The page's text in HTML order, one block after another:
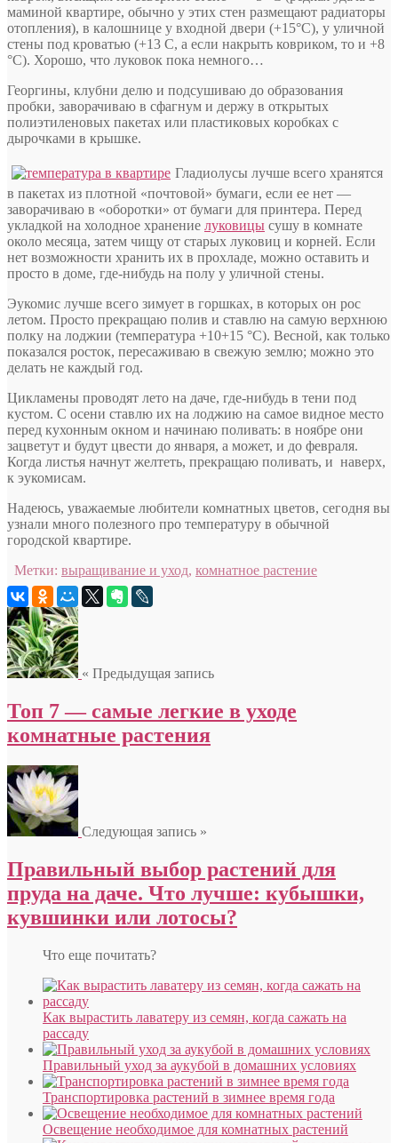
маминой квартире, обычно у этих стен размещают радиаторы
отопления), в калошнице у входной двери (+15°С), у уличной
стены под кроватью (+13 С, а если накрыть ковриком, то и +8
°С). Хорошо, что луковок пока немного…
Георгины, клубни делю и подсушиваю до образования
пробки, заворачиваю в сфагнум и держу в открытых
полиэтиленовых пакетах или пластиковых коробках с
дырочками в крышке.
Гладиолусы лучше всего хранятся
в пакетах из плотной «почтовой» бумаги, если ее нет —
заворачиваю в «оборотки» от бумаги для принтера. Перед
укладкой на холодное хранение луковицы сушу в комнате
около месяца, затем чищу от старых луковиц и корней. Если
нет возможности хранить их в прохладе, можно оставить и
просто в доме, где-нибудь на полу у уличной стены.
Эукомис лучше всего зимует в горшках, в которых он рос
летом. Просто прекращаю полив и ставлю на самую верхнюю
полку на лоджии (температура +10+15 °С). Весной, как только
показался росток, пересаживаю в свежую землю; можно это
делать не каждый год.
Цикламены проводят лето на даче, где-нибудь в тени под
кустом. С осени ставлю их на лоджию на самое видное место
перед кухонным окном и начинаю поливать: в ноябре они
зацветут и будут цвести до января, а может, и до февраля.
Когда листья начнут желтеть, прекращаю поливать, и наверх,
к эукомисам.
Надеюсь, уважаемые любители комнатных цветов, сегодня вы
узнали много полезного про температуру в обычной
городской квартире.
Метки: выращивание и уход, комнатное растение
« Предыдущая запись
Топ 7 — самые легкие в уходе
комнатные растения
Следующая запись »
Правильный выбор растений для
пруда на даче. Что лучше: кубышки,
кувшинки или лотосы?
Что еще почитать?
Как вырастить лаватеру из семян, когда сажать на
рассаду
Правильный уход за аукубой в домашних условиях
Транспортировка растений в зимнее время года
Освещение необходимое для комнатных растений